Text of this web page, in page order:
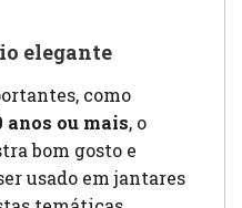
elegante
como
anos ou mais, o
bom gosto e
usado em jantares